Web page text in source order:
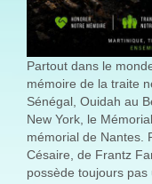
Partout dans le
mémoire de la traite
Sénégal, Ouidah au
New York, le
mémorial de Nantes.
Césaire, de Frantz
possède toujours